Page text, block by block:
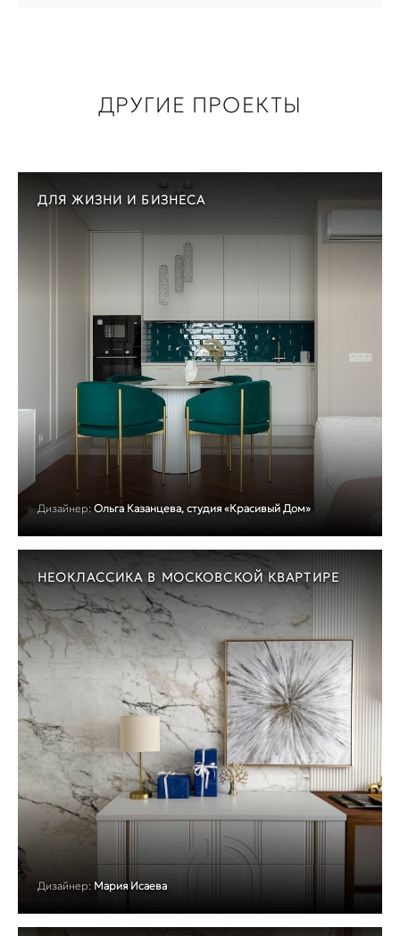
ДРУГИЕ ПРОЕКТЫ
ДЛЯ ЖИЗНИ И БИЗНЕСА
Дизайнер: Ольга Казанцева, студия «Красивый Дом»
НЕОКЛАССИКА В МОСКОВСКОЙ КВАРТИРЕ
Дизайнер: Мария Исаева